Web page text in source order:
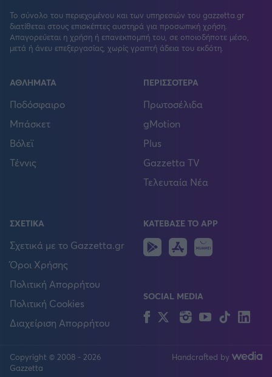
Το σύνολο του περιεχομένου και των υπηρεσιών του gazzetta.gr
διατίθεται στους επισκέπτες αυστηρά για προσωπική χρήση.
Απαγορεύεται η χρήση ή επανεκπομπή του, σε οποιοδήποτε μέσο,
μετά ή άνευ επεξεργασίας, χωρίς γραπτή άδεια του εκδότη.
ΑΘΛΗΜΑΤΑ
Ποδόσφαιρο
Μπάσκετ
Βόλεϊ
Τέννις
ΠΕΡΙΣΣΟΤΕΡΑ
Πρωτοσέλιδα
gMotion
Plus
Gazzetta TV
Τελευταία Νέα
ΣΧΕΤΙΚΑ
Σχετικά με το Gazzetta.gr
Όροι Χρήσης
Πολιτική Απορρήτου
Πολιτική Cookies
Διαχείριση Απορρήτου
ΚΑΤΕΒΑΣΕ ΤΟ APP
Android
IOS
SOCIAL MEDIA
FacebookTwitterInstagram
YouTubeTikTok
Copyright © 2008 - 2026
Gazzetta
Handcrafted by